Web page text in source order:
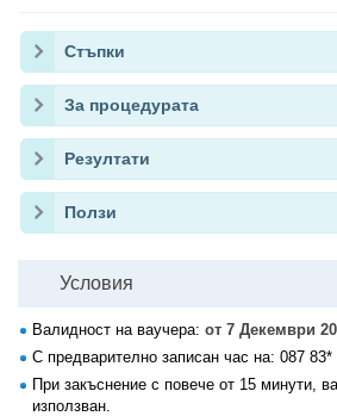
Стъпки
За процедурата
Резултати
Ползи
Условия
Валидност на ваучера: от 7 Декември
С предварително записан час на: 087 83*
При закъснение с повече от 15 минути,
използван.